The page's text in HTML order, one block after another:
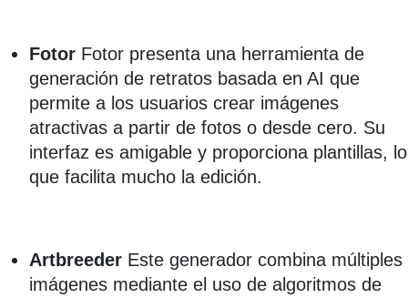
Fotor Fotor presenta una herramienta de
generación de retratos basada en AI que
permite a los usuarios crear imágenes
atractivas a partir de fotos o desde cero. Su
interfaz es amigable y proporciona plantillas, lo
que facilita mucho la edición.
Artbreeder Este generador combina múltiples
imágenes mediante el uso de algoritmos de